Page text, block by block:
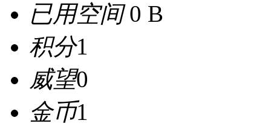
已用空间0 B
积分1
威望0
金币1